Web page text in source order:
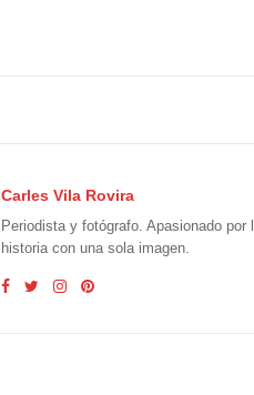
Carles Vila Rovira
Periodista y fotógrafo. Apasionado
historia con una sola imagen.